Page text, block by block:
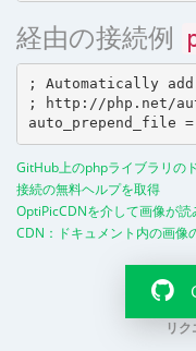
経由の接続例
; Automatically
; http://php.net/
GitHub上のphpライブラリの
接続の無料ヘルプを取得
OptiPicCDNを介して画像が
CDN：ドキュメント内の画像
リ